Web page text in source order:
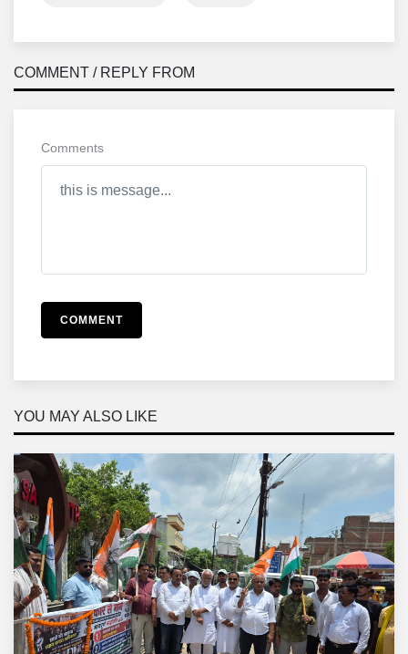
COMMENT / REPLY FROM
Comments
COMMENT
YOU MAY ALSO LIKE